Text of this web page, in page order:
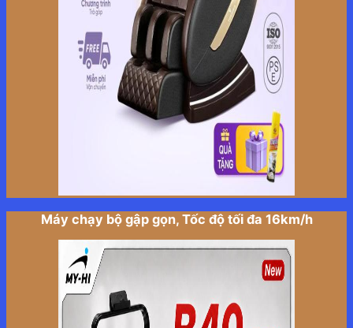
Máy chạy bộ gập gọn, Tốc độ tối đa 16km/h